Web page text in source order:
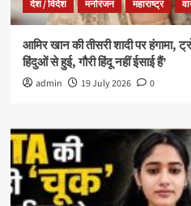
देश / विदेश मनोरंजन महाराष्ट्र
आमिर खान की तीसरी शादी पर हंगामा,
हिंदुओं से हुई, गौरी हिंदू नहीं ईसाई हैं’
admin 19 July 2026 0